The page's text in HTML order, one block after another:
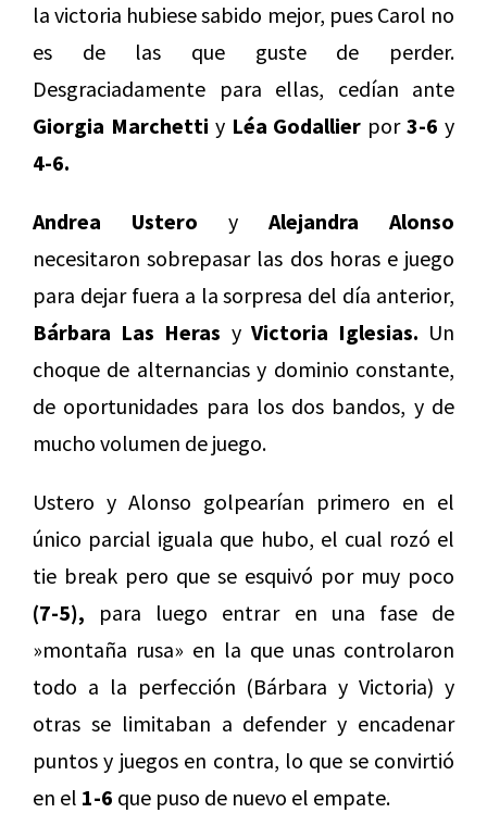
la victoria hubiese sabido mejor, pues Carol no
es de las que guste de perder.
Desgraciadamente para ellas, cedían ante
Giorgia Marchetti y Léa Godallier por3-6 y
4-6.
Andrea Ustero y Alejandra Alonso
necesitaron sobrepasar las dos horas e juego
para dejar fuera a la sorpresa del día anterior,
Bárbara Las Heras y Victoria Iglesias. Un
choque de alternancias y dominio constante,
de oportunidades para los dos bandos, y de
mucho volumen de juego.
Ustero y Alonso golpearían primero en el
único parcial iguala que hubo, el cual rozó el
tie break pero que se esquivó por muy poco
(7-5), para luego entrar en una fase de
»montaña rusa» en la que unas controlaron
todo a la perfección (Bárbara y Victoria) y
otras se limitaban a defender y encadenar
puntos y juegos en contra, lo que se convirtió
en el 1-6 que puso de nuevo el empate.